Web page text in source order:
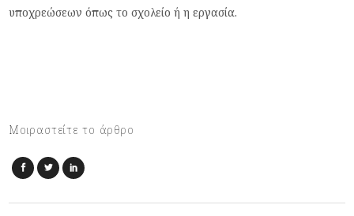
υποχρεώσεων όπως το σχολείο ή η εργασία.
Μοιραστείτε το άρθρο